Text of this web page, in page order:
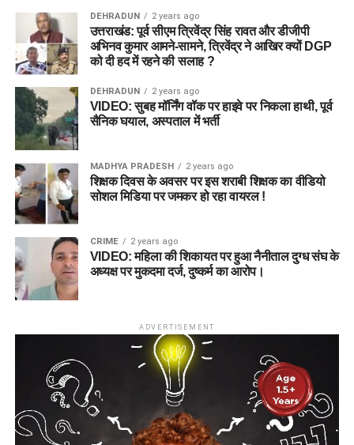
DEHRADUN 2 years ago
उत्तराखंड: पूर्व सीएम त्रिवेंद्र सिंह रावत और डीजीपी
अभिनव कुमार आमने-सामने, त्रिवेंद्र ने आखिर क्यों DGP
को दी हद में रहने की सलाह ?
DEHRADUN 2 years ago
VIDEO: सुबह मॉर्निंग वॉक पर हाइवे पर निकला हाथी, पूर्व
सैनिक घयाल, अस्पताल में भर्ती
MADHYA PRADESH 2 years ago
शिक्षक दिवस के अवसर पर इस शराबी शिक्षक का वीडियो
सोशल मिडिया पर जमकर हो रहा वायरल !
CRIME 2 years ago
VIDEO: महिला की शिकायत पर हुआ नैनीताल दुग्ध संघ के
अध्यक्ष पर मुकदमा दर्ज, दुष्कर्म का आरोप।
ADVERTISEMENT